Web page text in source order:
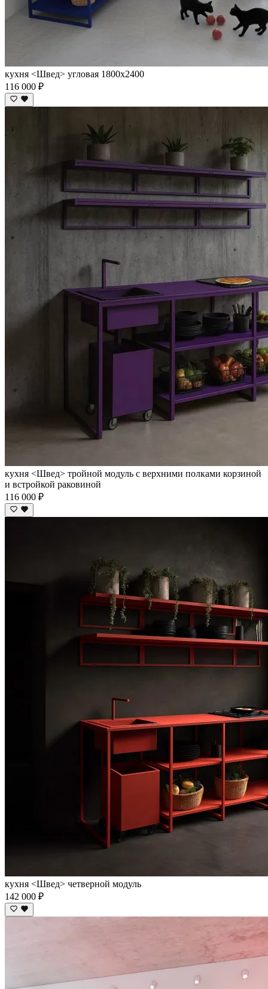
кухня <Швед> угловая 1800х2400
116 000 ₽
кухня <Швед> тройной модуль с верхними полками корзиной
и встройкой раковиной
116 000 ₽
кухня <Швед> четверной модуль
142 000 ₽